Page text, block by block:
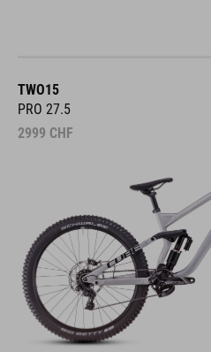
TWO15
PRO 27.5
2999 CHF